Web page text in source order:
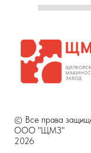
© Все права
ООО "ЩМЗ"
2026